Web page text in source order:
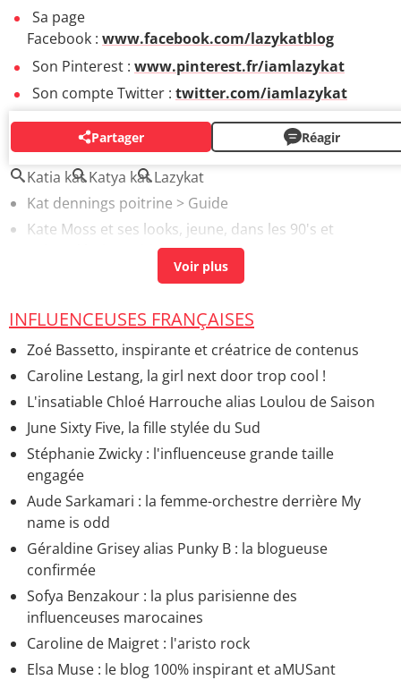
Sa page
Facebook : www.facebook.com/lazykatblog
Son Pinterest : www.pinterest.fr/iamlazykat
Son compte Twitter : twitter.com/iamlazykat
Partager Réagir
AUTOUR DU MÊME SUJET
Katia kat Katya kat Lazykat
Kat dennings poitrine > Guide
Kate Moss et ses looks, jeune, dans les 90's et
> Guide
INFLUENCEUSES FRANÇAISES
Zoé Bassetto, inspirante et créatrice de contenus
Caroline Lestang, la girl next door trop cool !
L'insatiable Chloé Harrouche alias Loulou de Saison
June Sixty Five, la fille stylée du Sud
Stéphanie Zwicky : l'influenceuse grande taille
engagée
Aude Sarkamari : la femme-orchestre derrière My
name is odd
Géraldine Grisey alias Punky B : la blogueuse
confirmée
Sofya Benzakour : la plus parisienne des
influenceuses marocaines
Caroline de Maigret : l'aristo rock
Elsa Muse : le blog 100% inspirant et aMUSant